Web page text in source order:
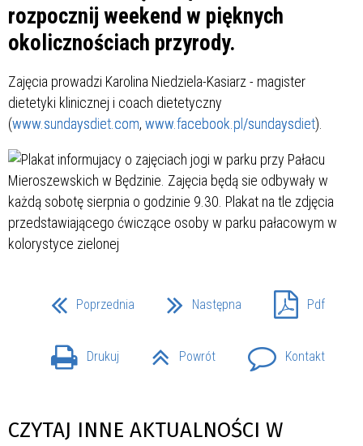
rozpocznij weekend w pięknych
okolicznościach przyrody.
Zajęcia prowadzi Karolina Niedziela-Kasiarz - magister
dietetyki klinicznej i coach dietetyczny
(www.sundaysdiet.com, www.facebook.pl/sundaysdiet).
Poprzednia Następna Pdf
Drukuj Powrót Kontakt
CZYTAJ INNE AKTUALNOŚCI W